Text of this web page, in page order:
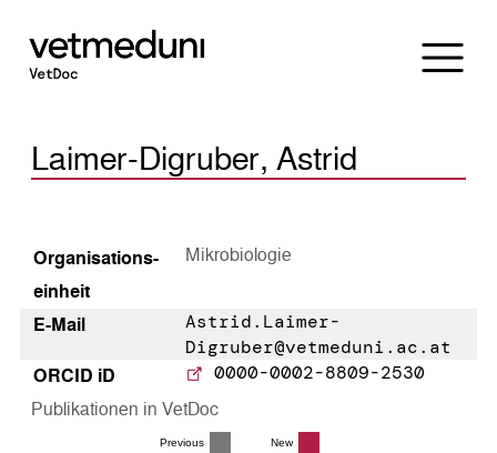
Laimer-Digruber, Astrid
Organisations­
einheit
Mikrobiologie
E-Mail
Astrid.Laimer-
Digruber@vetmeduni.ac.at
ORCID iD 0000-0002-8809-2530
Publikationen in VetDoc
Previous New